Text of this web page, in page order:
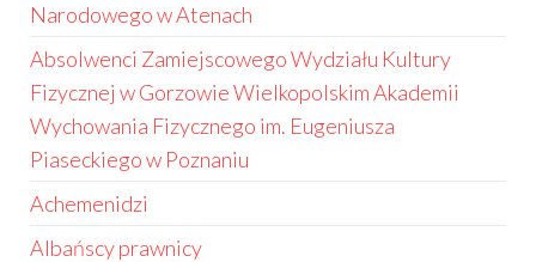
Narodowego w Atenach
Absolwenci Zamiejscowego Wydziału Kultury
Fizycznej w Gorzowie Wielkopolskim Akademii
Wychowania Fizycznego im. Eugeniusza
Piaseckiego w Poznaniu
Achemenidzi
Albańscy prawnicy